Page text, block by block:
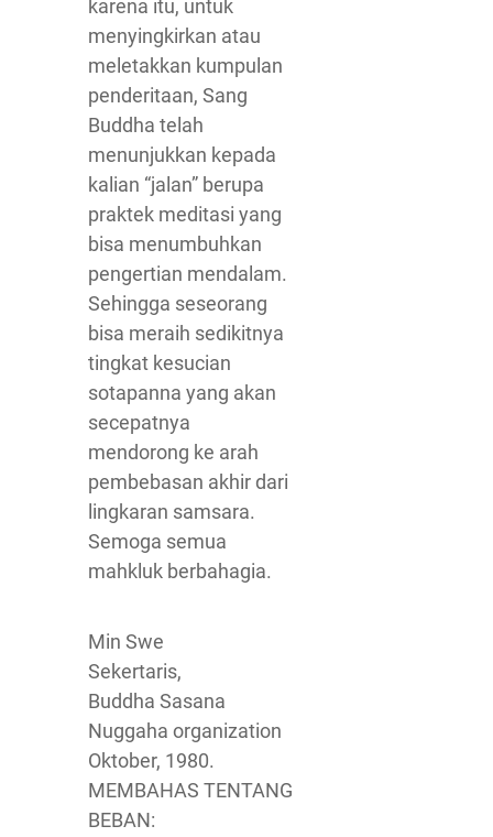
karena itu, untuk
menyingkirkan atau
meletakkan kumpulan
penderitaan, Sang
Buddha telah
menunjukkan kepada
kalian “jalan” berupa
praktek meditasi yang
bisa menumbuhkan
pengertian mendalam.
Sehingga seseorang
bisa meraih sedikitnya
tingkat kesucian
sotapanna yang akan
secepatnya
mendorong ke arah
pembebasan akhir dari
lingkaran samsara.
Semoga semua
mahkluk berbahagia.
Min Swe
Sekertaris,
Buddha Sasana
Nuggaha organization
Oktober, 1980.
MEMBAHAS TENTANG
BEBAN: